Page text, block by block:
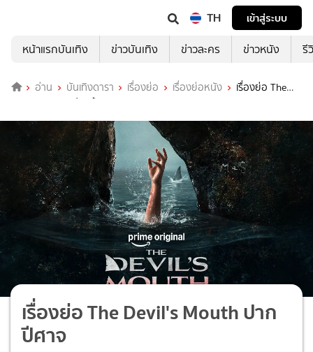
TH
เข้าสู่ระบบ
หน้าแรกบันเทิง
ข่าวบันเทิง ข่าวละคร ข่าวหนัง รี
อ่าน บันเทิงดารา เรื่องย่อ เรื่องย่อหนัง
เรื่องย่อ The
Devil's Mouth ปากปีศาจ
เรื่องย่อ The Devil's Mouth ปาก
ปีศาจ